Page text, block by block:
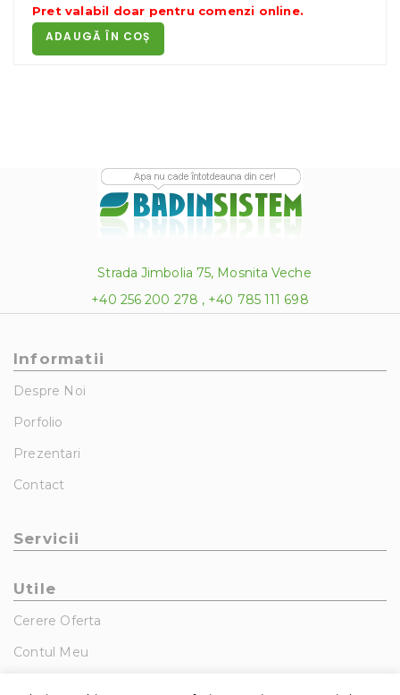
Pret valabil doar pentru comenzi online.
ADAUGĂ ÎN COȘ
Strada Jimbolia 75, Mosnita Veche
+40 256 200 278 , +40 785 111 698
Informatii
Despre Noi
Porfolio
Prezentari
Contact
Servicii
Utile
Cerere Oferta
Contul Meu